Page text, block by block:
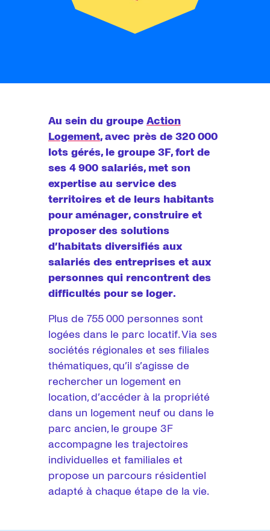
Au sein du groupe Action
Logement, avec près de 320 000
lots gérés, le groupe 3F, fort de
ses 4 900 salariés, met son
expertise au service des
territoires et de leurs habitants
pour aménager, construire et
proposer des solutions
d’habitats diversifiés aux
salariés des entreprises et aux
personnes qui rencontrent des
difficultés pour se loger.
Plus de 755 000 personnes sont
logées dans le parc locatif. Via ses
sociétés régionales et ses filiales
thématiques, qu’il s’agisse de
rechercher un logement en
location, d’accéder à la propriété
dans un logement neuf ou dans le
parc ancien, le groupe 3F
accompagne les trajectoires
individuelles et familiales et
propose un parcours résidentiel
adapté à chaque étape de la vie.